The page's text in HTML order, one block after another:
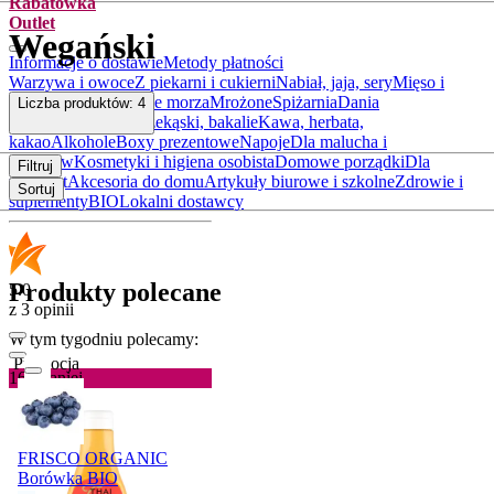
Outlet
Informacje o dostawieMetody płatności
Warzywa i owoceZ piekarni i cukierniNabiał, jaja, seryMięso i
wędlinyRyby i owoce morzaMrożoneSpiżarniaDania
Słodycze, przekąski, bakalieKawa, herbata,
kakaoAlkoholeBoxy prezentoweNapojeDla malucha i
rodzicówKosmetyki i higiena osobistaDomowe porządkiDla
zwierzątAkcesoria do domuArtykuły biurowe i szkolneZdrowie i
suplementyBIOLokalni dostawcy
Produkty polecane
W tym tygodniu polecamy:
Promocja
FRISCO ORGANIC
Borówka BIO
Wegański
Liczba produktów: 4
Filtruj
Sortuj
5.0
z 3 opinii
16% taniej